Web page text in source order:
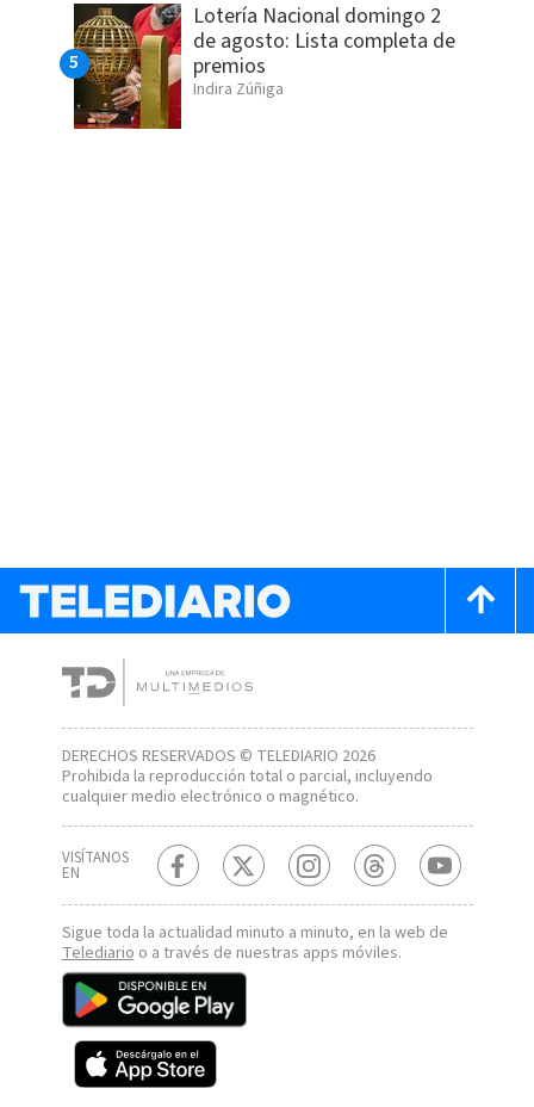
Lotería Nacional domingo 2
de agosto: Lista completa de
premios
Indira Zúñiga
DERECHOS RESERVADOS © TELEDIARIO 2026
Prohibida la reproducción total o parcial, incluyendo
cualquier medio electrónico o magnético.
VISÍTANOS
EN
Sigue toda la actualidad minuto a minuto, en la web de
Telediarioo a través de nuestras apps móviles.